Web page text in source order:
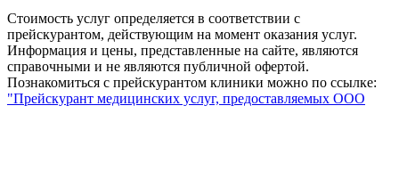
Стоимость услуг определяется в соответствии с
прейскурантом, действующим на момент оказания услуг.
Информация и цены, представленные на сайте, являются
справочными и не являются публичной офертой.
Познакомиться с прейскурантом клиники можно по ссылке:
"Прейскурант медицинских услуг, предоставляемых ООО